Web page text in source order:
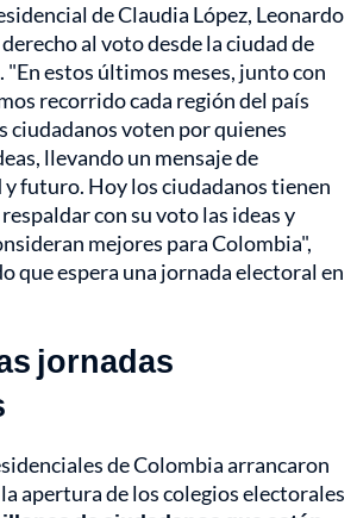
de Claudia López, Leonardo
al voto desde la ciudad de
"En estos últimos meses, junto con
recorrido cada región del país
ciudadanos voten por quienes
llevando un mensaje de
y futuro. Hoy los ciudadanos tienen
con su voto las ideas y
mejores para Colombia",
que espera una jornada electoral en
jornadas
de Colombia arrancaron
apertura de los colegios electorales